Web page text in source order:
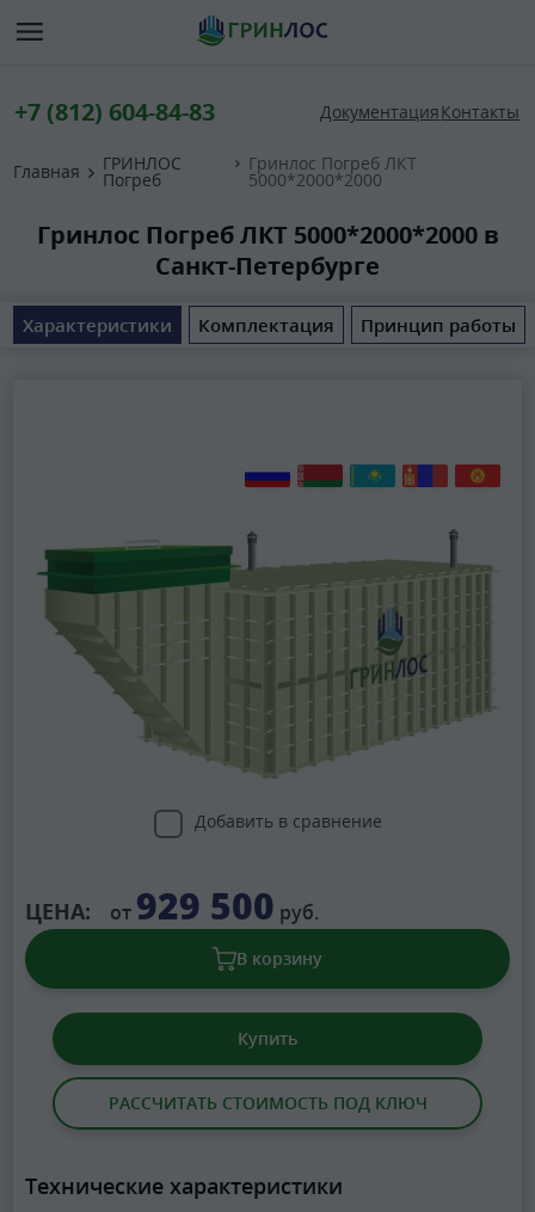
+7 (812) 604-84-83 ДокументацияКонтакты
Главная ГРИНЛОС
Погреб
Гринлос Погреб ЛКТ
5000*2000*2000
Гринлос Погреб ЛКТ 5000*2000*2000 в
Санкт-Петербурге
Характеристики Комплектация Принцип работы
Добавить в сравнение
ЦЕНА: от 929 500 руб.
В корзину
Купить
РАССЧИТАТЬ СТОИМОСТЬ ПОД КЛЮЧ
Технические характеристики